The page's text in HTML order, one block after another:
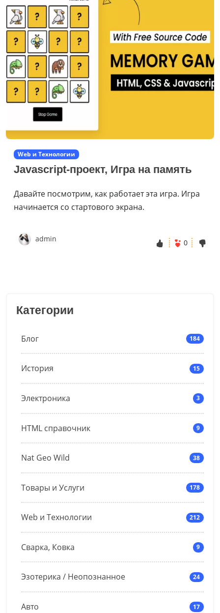
Категории
Блог 184
История 15
Электроника 3
HTML справочник 9
Nat Geo Wild 38
Товары и Услуги 178
Web и Технологии 212
Сварка, Ковка 9
Эзотерика / Неопознанное 24
Авто 17
Web и Технологии
Javascript-проект, Игра на память
Давайте посмотрим, как работает эта игра. Игра
начинается со стартового экрана.
admin 0